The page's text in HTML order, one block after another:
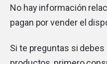
No hay información
pagan por vender el
Si te preguntas si